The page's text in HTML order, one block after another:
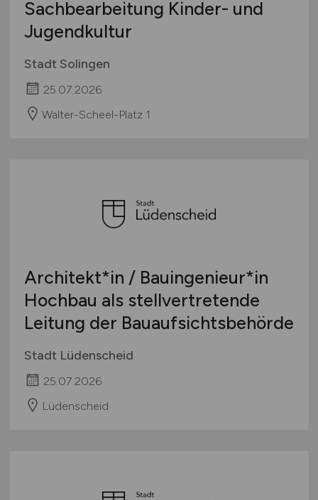
Sachbearbeitung Kinder- und
Jugendkultur
Stadt Solingen
25.07.2026
Walter-Scheel-Platz 1
Architekt*in / Bauingenieur*in
Hochbau als stellvertretende
Leitung der Bauaufsichtsbehörde
Stadt Lüdenscheid
25.07.2026
Lüdenscheid